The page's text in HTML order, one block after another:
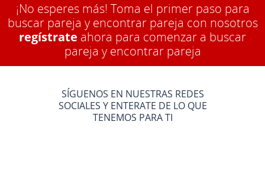
¡No esperes más! Toma el primer paso para
buscar pareja y encontrar pareja con nosotros
regístrate ahora para comenzar a buscar
pareja y encontrar pareja
SÍGUENOS EN NUESTRAS REDES
SOCIALES Y ENTERATE DE LO QUE
TENEMOS PARA TI